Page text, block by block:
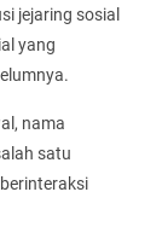
jejaring sosial
yang
nama
satu